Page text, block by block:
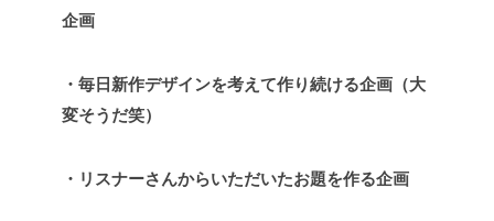
企画
・毎日新作デザインを考えて作り続ける企画（大
変そうだ笑）
・リスナーさんからいただいたお題を作る企画